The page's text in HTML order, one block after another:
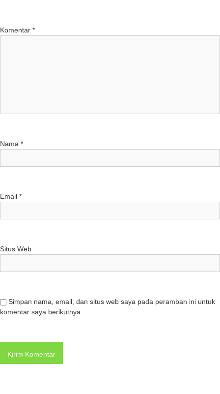
Komentar *
Nama *
Email *
Situs Web
Simpan nama, email, dan situs web saya pada peramban ini untuk
komentar saya berikutnya.